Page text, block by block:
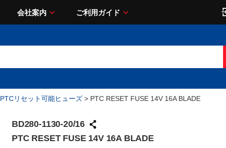
会社案内 ご利用ガイド
PTCリセット可能ヒューズ > PTC RESET FUSE 14V 16A BLADE
BD280-1130-20/16
PTC RESET FUSE 14V 16A BLADE